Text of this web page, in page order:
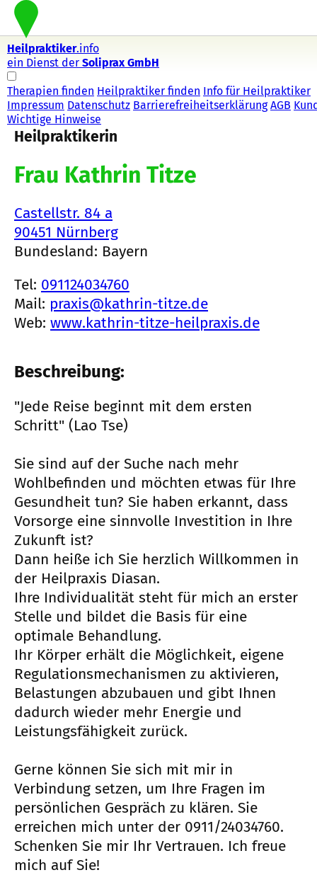
Heilpraktiker.info
ein Dienst der Soliprax GmbH
Therapien finden Heilpraktiker finden Info für Heilpraktiker
Impressum Datenschutz Barrierefreiheitserklärung AGB
Wichtige Hinweise
Heilpraktikerin
Frau Kathrin Titze
Castellstr. 84 a
90451 Nürnberg
Bundesland: Bayern
Tel: 091124034760
Mail: praxis@kathrin-titze.de
Web: www.kathrin-titze-heilpraxis.de
Beschreibung:
"Jede Reise beginnt mit dem ersten
Schritt" (Lao Tse)
Sie sind auf der Suche nach mehr
Wohlbefinden und möchten etwas für Ihre
Gesundheit tun? Sie haben erkannt, dass
Vorsorge eine sinnvolle Investition in Ihre
Zukunft ist?
Dann heiße ich Sie herzlich Willkommen in
der Heilpraxis Diasan.
Ihre Individualität steht für mich an erster
Stelle und bildet die Basis für eine
optimale Behandlung.
Ihr Körper erhält die Möglichkeit, eigene
Regulationsmechanismen zu aktivieren,
Belastungen abzubauen und gibt Ihnen
dadurch wieder mehr Energie und
Leistungsfähigkeit zurück.
Gerne können Sie sich mit mir in
Verbindung setzen, um Ihre Fragen im
persönlichen Gespräch zu klären. Sie
erreichen mich unter der 0911/24034760.
Schenken Sie mir Ihr Vertrauen. Ich freue
mich auf Sie!